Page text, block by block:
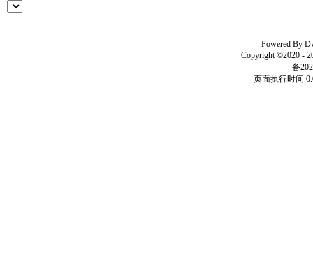
Powered By
Copyright ©2020 -
备
页面执行时间